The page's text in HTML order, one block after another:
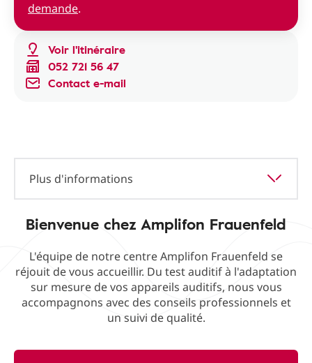
Voir l'itinéraire
052 721 56 47
Contact e-mail
demande.
Plus d'informations
Bienvenue chez Amplifon Frauenfeld
L'équipe de notre centre Amplifon Frauenfeld se
réjouit de vous accueillir. Du test auditif à l'adaptation
sur mesure de vos appareils auditifs, nous vous
accompagnons avec des conseils professionnels et
un suivi de qualité.